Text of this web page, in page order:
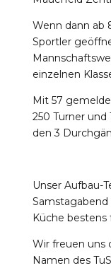
Wenn dann ab
Sportler
einzelnen
Mit 57
250 Turner und
den 3
Unser Aufbau-
Samstagabend
Küche
Wir freuen uns
Namen des